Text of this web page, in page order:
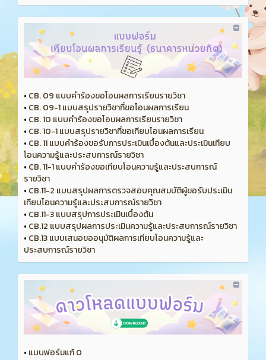
• CB. 09 แบบคำร้องขอโอนผลการเรียนรายวิชา
• CB. 09-1 แบบสรุปรายวิชาที่ขอโอนผลการเรียน
• CB. 10 แบบคำร้องขอโอนผลการเรียนรายวิชา
• CB. 10-1 แบบสรุปรายวิชาที่ขอเทียบโอนผลการเรียน
• CB. 11 แบบคำร้องขอรับการประเมินเบื้องต้นและประเมินเทียบ
โอนความรู้และประสบการณ์รายวิชา
• CB. 11-1 แบบคำร้องขอเทียบโอนความรู้และประสบการณ์
รายวิชา
• CB.11-2 แบบสรุปผลการตรวจสอบคุณสมบัติผู้ขอรับประเมิน
เทียบโอนความรู้และประสบการณ์รายวิชา
• CB.11-3 แบบสรุปการประเมินเบื้องต้น
• CB.12 แบบสรุปผลการประเมินความรู้และประสบการณ์รายวิชา
• CB.13 แบบเสนอขออนุมัติผลการเทียบโอนความรู้และ
ประสบการณ์รายวิชา
• แบบฟอร์มแก้ 0